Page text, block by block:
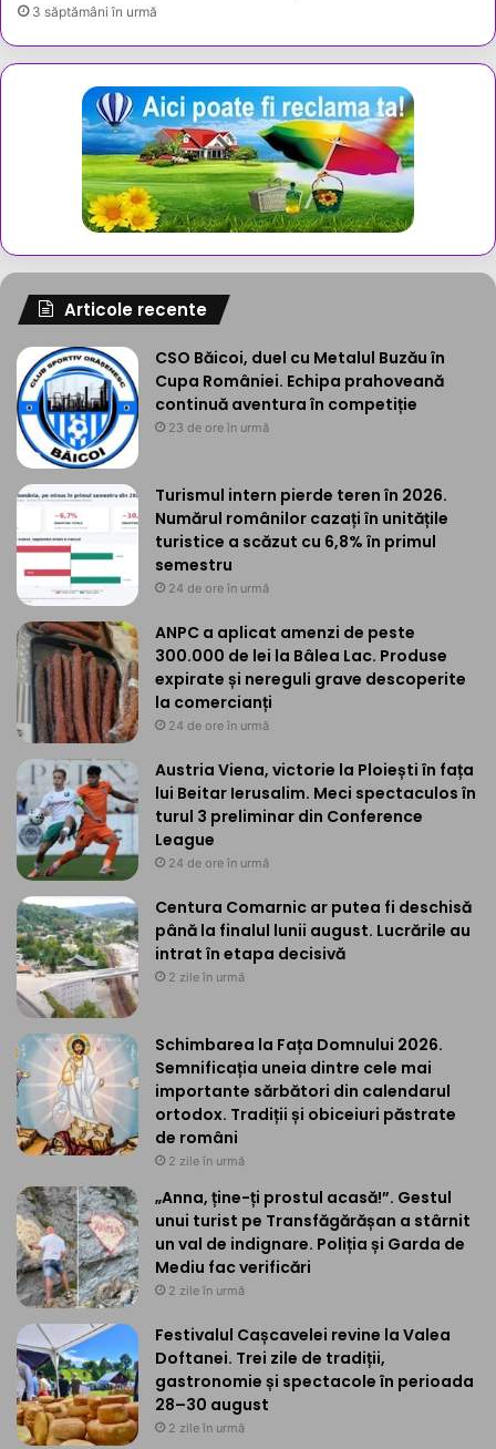
3 săptămâni în urmă
Articole recente
CSO Băicoi, duel cu Metalul Buzău în
Cupa României. Echipa prahoveană
continuă aventura în competiție
23 de ore în urmă
Turismul intern pierde teren în 2026.
Numărul românilor cazați în unitățile
turistice a scăzut cu 6,8% în primul
semestru
24 de ore în urmă
ANPC a aplicat amenzi de peste
300.000 de lei la Bâlea Lac. Produse
expirate și nereguli grave descoperite
la comercianți
24 de ore în urmă
Austria Viena, victorie la Ploiești în fața
lui Beitar Ierusalim. Meci spectaculos în
turul 3 preliminar din Conference
League
24 de ore în urmă
Centura Comarnic ar putea fi deschisă
până la finalul lunii august. Lucrările au
intrat în etapa decisivă
2 zile în urmă
Schimbarea la Fața Domnului 2026.
Semnificația uneia dintre cele mai
importante sărbători din calendarul
ortodox. Tradiții și obiceiuri păstrate
de români
2 zile în urmă
„Anna, ține-ți prostul acasă!”. Gestul
unui turist pe Transfăgărășan a stârnit
un val de indignare. Poliția și Garda de
Mediu fac verificări
2 zile în urmă
Festivalul Cașcavelei revine la Valea
Doftanei. Trei zile de tradiții,
gastronomie și spectacole în perioada
28–30 august
2 zile în urmă